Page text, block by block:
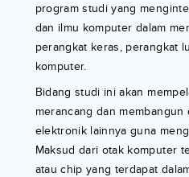
program studi yang
dan ilmu komputer dalam
perangkat keras, perangkat
komputer.
Bidang studi ini akan
merancang dan
elektronik lainnya guna
Maksud dari otak komputer
atau chip yang terdapat